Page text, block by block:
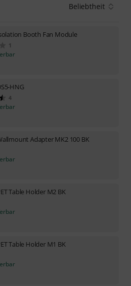
Beliebtheit
Booth Fan Module
1
HNG
4
Adapter MK2 100 BK
Table Holder M2 BK
Table Holder M1 BK